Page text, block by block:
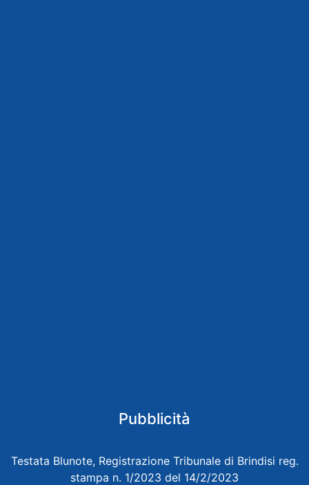
Pubblicità
Testata Blunote, Registrazione Tribunale di Brindisi reg.
stampa n. 1/2023 del 14/2/2023